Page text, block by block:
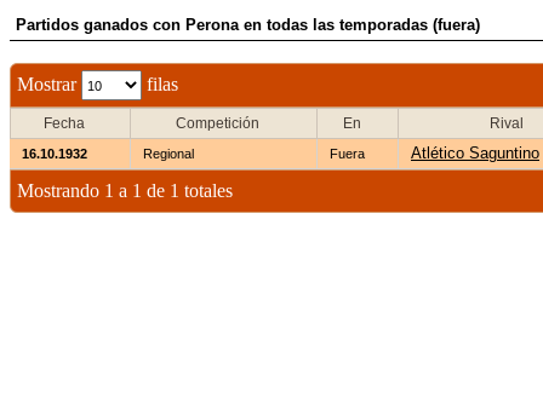
Partidos ganados con Perona en todas las temporadas (fuera)
Mostrar filas
Fecha Competición En Rival
16.10.1932 Regional Fuera Atlético Saguntino
Mostrando 1 a 1 de 1 totales